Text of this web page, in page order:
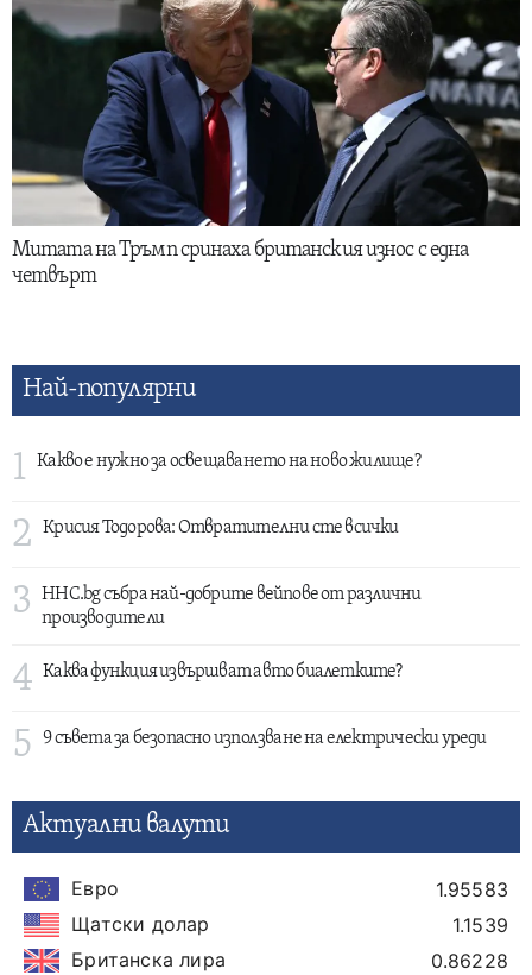
Митата на Тръмп сринаха британския износ с една
четвърт
Най-популярни
1 Какво е нужно за освещаването на ново жилище?
2 Крисия Тодорова: Отвратителни сте всички
3
HHC.bg събра най-добрите вейпове от различни
производители
4 Каква функция извършват авто биалетките?
5 9 съвета за безопасно използване на електрически уреди
Актуални валути
Евро
1.95583
Щатски долар
1.1539
Британска лира
0.86228